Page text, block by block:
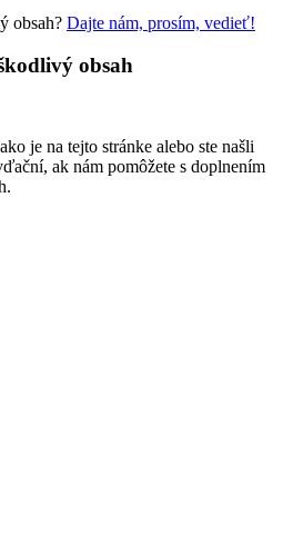
obsah? Dajte nám, prosím, vedieť!
obsah
je na tejto stránke alebo ste našli
ak nám pomôžete s doplnením